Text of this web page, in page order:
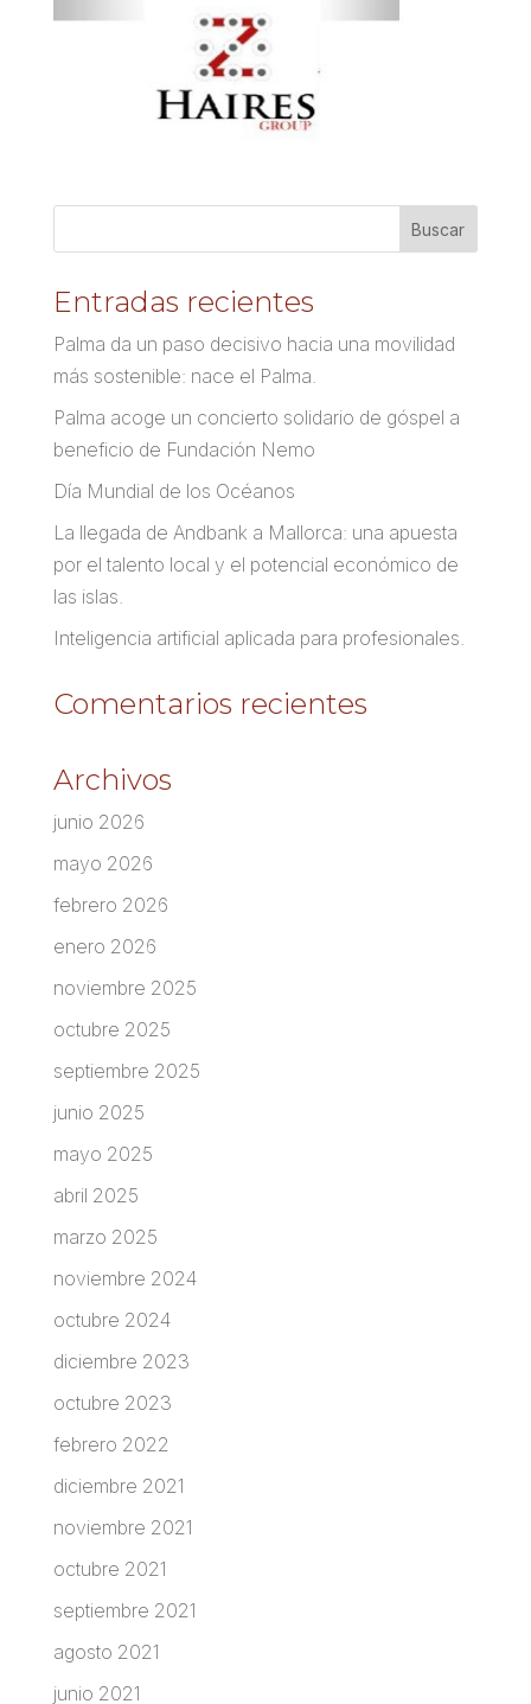
Entradas recientes
Palma da un paso decisivo hacia una movilidad
más sostenible: nace el Palma.
Palma acoge un concierto solidario de góspel a
beneficio de Fundación Nemo
Día Mundial de los Océanos
La llegada de Andbank a Mallorca: una apuesta
por el talento local y el potencial económico de
las islas.
Inteligencia artificial aplicada para profesionales.
Comentarios recientes
Archivos
junio 2026
mayo 2026
febrero 2026
enero 2026
noviembre 2025
octubre 2025
septiembre 2025
junio 2025
mayo 2025
abril 2025
marzo 2025
noviembre 2024
octubre 2024
diciembre 2023
octubre 2023
febrero 2022
diciembre 2021
noviembre 2021
octubre 2021
septiembre 2021
agosto 2021
junio 2021